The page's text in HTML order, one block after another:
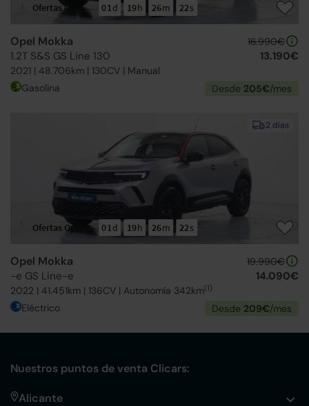
Ofertas Opel 01d 19h 26m 21s
Opel Mokka
1.2T S&S GS Line 130
2021 | 48.706km | 130CV | Manual
16.990€
13.190€
Gasolina Desde 205€/mes
2 días
Ofertas Opel 01d 19h 26m 21s
Opel Mokka
-e GS Line-e
2022 | 41.451km | 136CV | Autonomía 342km(1)
19.990€
14.090€
Eléctrico Desde 209€/mes
Nuestros puntos de venta Clicars:
Alicante